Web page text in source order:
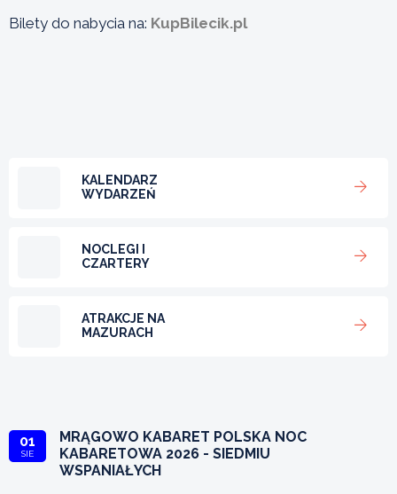
Bilety do nabycia na: KupBilecik.pl
KALENDARZ
WYDARZEŃ
NOCLEGI I
CZARTERY
ATRAKCJE NA
MAZURACH
01
SIE
MRĄGOWO KABARET POLSKA NOC
KABARETOWA 2026 - SIEDMIU
WSPANIAŁYCH